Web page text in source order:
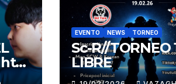
EVENTO NEWS TORNEO
Sc-R//TORNEO
LIBRE